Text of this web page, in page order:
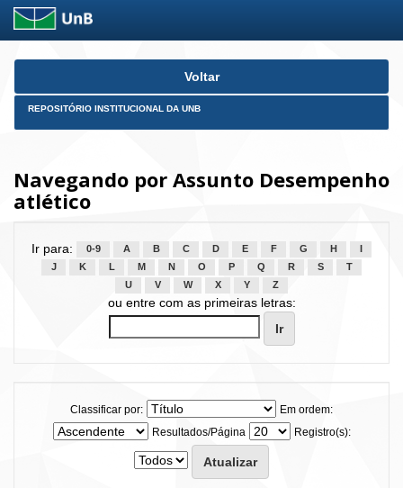
Skip
Voltar
REPOSITÓRIO INSTITUCIONAL DA UNB
Navegando por Assunto Desempenho
atlético
Ir para: 0-9 A B C D E F G H
J
K L M N O P Q R S
T
U
V W X Y Z
ou entre com as primeiras letras:
Classificar por:
Em ordem:
Resultados/Página
Registro(s):